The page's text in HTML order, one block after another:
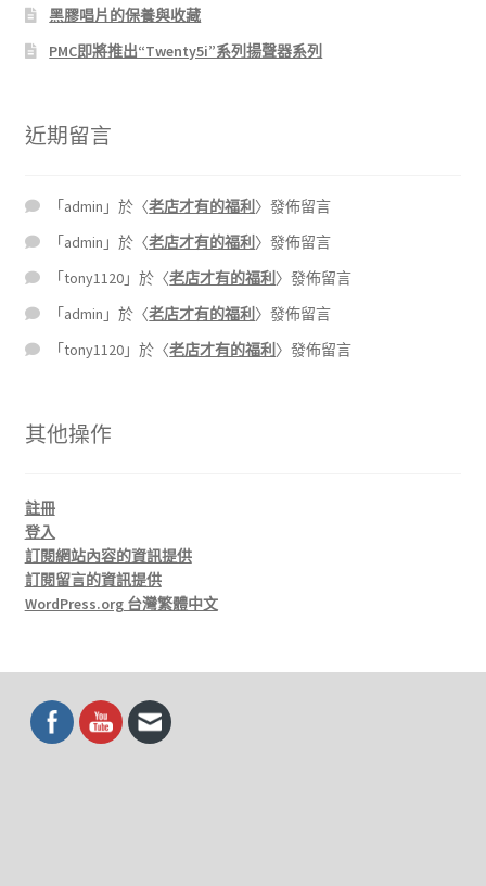
黑膠唱片的保養與收藏
PMC即將推出“Twenty5i”系列揚聲器系列
近期留言
「 admin 」於〈老店才有的福利 〉發佈留言
「 admin 」於〈老店才有的福利 〉發佈留言
「tony1120 」於〈老店才有的福利 〉發佈留言
「 admin 」於〈老店才有的福利 〉發佈留言
「tony1120 」於〈老店才有的福利 〉發佈留言
其他操作
註冊
登入
訂閱網站內容的資訊提供
訂閱留言的資訊提供
WordPress.org 台灣繁體中文